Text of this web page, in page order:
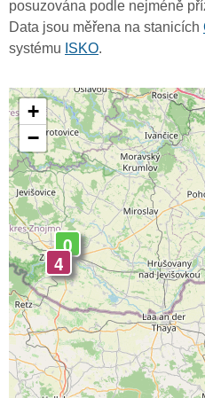
posuzována podle nejméně
Data jsou měřena na stanicích
systému ISKO.
4
0
+
−